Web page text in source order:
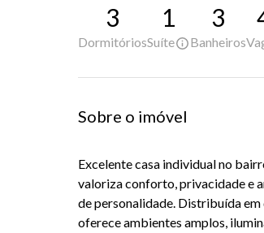
3
Dormitórios
1
Suíte
3
Banheiros
Sobre o imóvel
Excelente casa individual no
valoriza conforto, privacidade e
de personalidade. Distribuída
oferece ambientes amplos,